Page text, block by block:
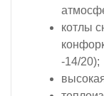
котлы
-14/20);